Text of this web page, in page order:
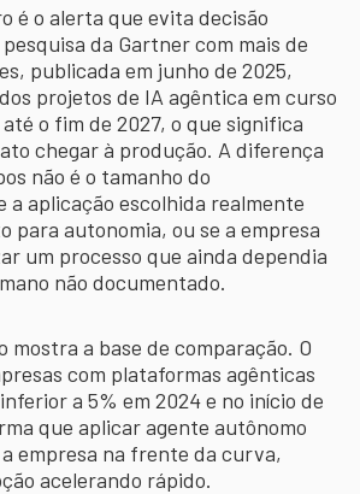
é o alerta que evita decisão
da Gartner com mais de
publicada em junho de 2025,
projetos de IA agêntica em curso
o fim de 2027, o que significa
chegar à produção. A diferença
não é o tamanho do
a aplicação escolhida realmente
para autonomia, ou se a empresa
um processo que ainda dependia
não documentado.
mostra a base de comparação. O
com plataformas agênticas
a 5% em 2024 e no início de
que aplicar agente autônomo
empresa na frente da curva,
acelerando rápido.